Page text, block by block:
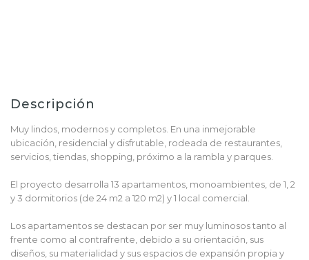
Descripción
Muy lindos, modernos y completos. En una inmejorable
ubicación, residencial y disfrutable, rodeada de restaurantes,
servicios, tiendas, shopping, próximo a la rambla y parques.
El proyecto desarrolla 13 apartamentos, monoambientes, de 1, 2
y 3 dormitorios (de 24 m2 a 120 m2) y 1 local comercial.
Los apartamentos se destacan por ser muy luminosos tanto al
frente como al contrafrente, debido a su orientación, sus
diseños, su materialidad y sus espacios de expansión propia y